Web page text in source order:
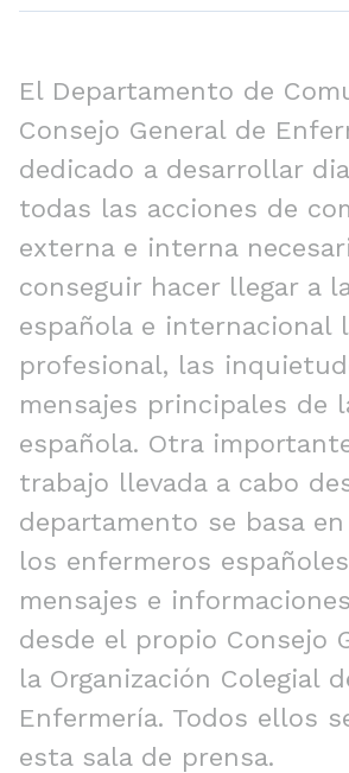
El Departamento de
Consejo General de
dedicado a desarrollar
todas las acciones de
externa e interna
conseguir hacer llegar a
española e internacional
profesional, las
mensajes principales de
española. Otra
trabajo llevada a cabo
departamento se basa
los enfermeros
mensajes e
desde el propio Consejo
la Organización Colegial
Enfermería. Todos ellos
esta sala de prensa.